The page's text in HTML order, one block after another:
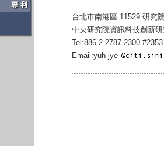
台北市南港區 11529 研究
中央研究院資訊科技創新
Tel:886-2-2787-2300 #2353
Email:yuh-jye